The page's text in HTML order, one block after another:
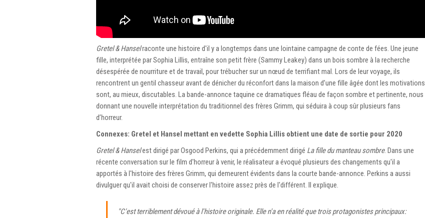
Gretel & Hanselraconte une histoire d'il y a longtemps dans une lointaine campagne de conte de fées. Une jeune
fille, interprétée par Sophia Lillis, entraîne son petit frère (Sammy Leakey) dans un bois sombre à la recherche
désespérée de nourriture et de travail, pour trébucher sur un nœud de terrifiant mal. Lors de leur voyage, ils
rencontrent un gentil chasseur avant de dénicher du réconfort dans la maison d’une fille âgée dont les motivations
sont, au mieux, discutables. La bande-annonce taquine ce dramatiques fléau de façon sombre et pertinente, nous
donnant une nouvelle interprétation du traditionnel des frères Grimm, qui séduira à coup sûr plusieurs fans
d’horreur.
Connexes: Gretel et Hansel mettant en vedette Sophia Lillis obtient une date de sortie pour 2020
Gretel & Hanselest dirigé par Osgood Perkins, qui a précédemment dirigé La fille du manteau sombre. Dans une
récente conversation sur le film d'horreur à venir, le réalisateur a évoqué plusieurs des changements qu'il a
apportés à l'histoire des frères Grimm, qui demeurent évidents dans la courte bande-annonce. Perkins a aussi
divulguer qu'il avait choisi de conserver l'histoire assez près de l'différent. Il explique.
"C'est terriblement dévoué à l'histoire originale. Elle n'a en réalité que trois protagonistes principaux: